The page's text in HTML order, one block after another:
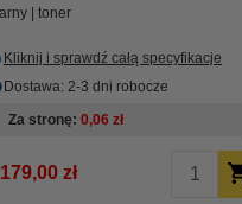
toner
Kliknij i sprawdź całą specyfikacje
Dostawa: 2-3 dni robocze
Za stronę 0,06 zł
zł